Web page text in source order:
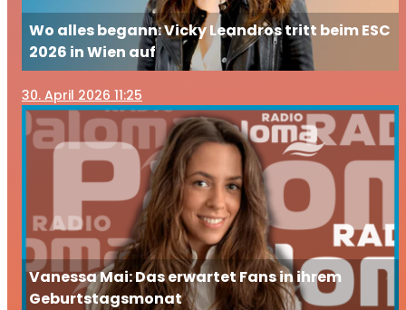
Wo alles begann: Vicky Leandros tritt beim ESC
2026 in Wien auf
30. April 2026 11:25
Vanessa Mai: Das erwartet Fans in ihrem
Geburtstagsmonat